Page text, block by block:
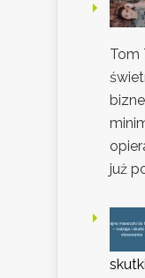
Tom
już